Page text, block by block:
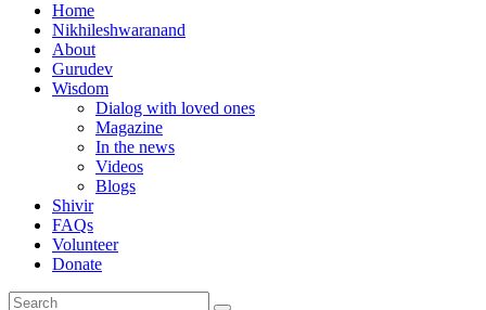
Home
Nikhileshwaranand
About
Gurudev
Wisdom
Dialog with loved ones
Magazine
In the news
Videos
Blogs
Shivir
FAQs
Volunteer
Donate